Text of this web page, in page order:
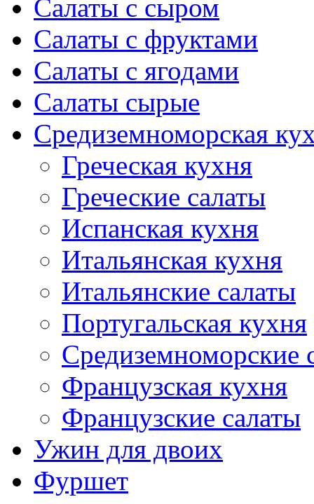
Салаты с сыром
Салаты с фруктами
Салаты с ягодами
Салаты сырые
Средиземноморская
Греческая кухня
Греческие салаты
Испанская кухня
Итальянская кухня
Итальянские салаты
Португальская кухня
Средиземноморские
Французская кухня
Французские салаты
Ужин для двоих
Фуршет